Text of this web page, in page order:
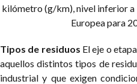
kilómetro (g/km), nivel inferior
Europea para
Tipos de residuos El eje o
aquellos distintos tipos de
industrial y que exigen